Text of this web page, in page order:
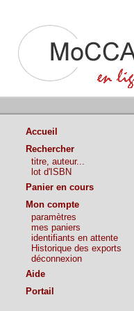
Accueil
Rechercher
titre, auteur...
lot d'ISBN
Panier en cours
Mon compte
paramètres
mes paniers
identifiants en attente
Historique des exports
déconnexion
Aide
Portail